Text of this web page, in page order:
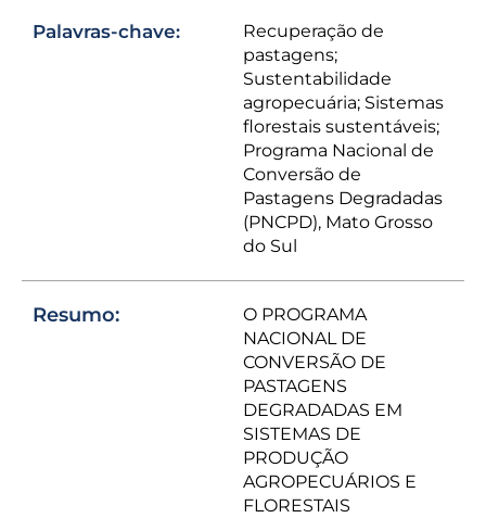
Palavras-chave:
Recuperação de
pastagens;
Sustentabilidade
agropecuária; Sistemas
florestais sustentáveis;
Programa Nacional de
Conversão de
Pastagens Degradadas
(PNCPD), Mato Grosso
do Sul
Resumo:
O PROGRAMA
NACIONAL DE
CONVERSÃO DE
PASTAGENS
DEGRADADAS EM
SISTEMAS DE
PRODUÇÃO
AGROPECUÁRIOS E
FLORESTAIS